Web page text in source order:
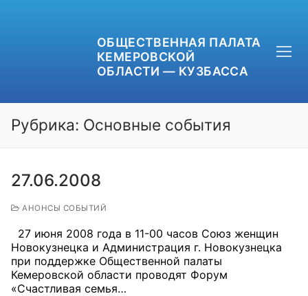
ОБЩЕСТВЕННАЯ ПАЛАТА
КЕМЕРОВСКОЙ
ОБЛАСТИ — КУЗБАССА
ОБРАТНАЯ СВЯЗЬ
Рубрика: Основные события
27.06.2008
АНОНСЫ СОБЫТИЙ
27 июня 2008 года в 11-00 часов Союз женщин
Новокузнецка и Администрация г. Новокузнецка
при поддержке Общественной палаты
Кемеровской области проводят Форум
«Счастливая семья…